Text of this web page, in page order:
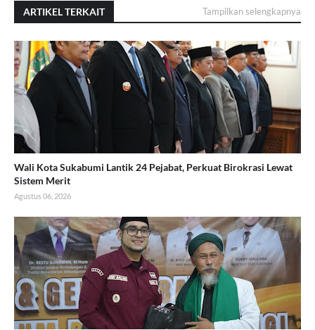
ARTIKEL TERKAIT Tampilkan selengkapnya
Wali Kota Sukabumi Lantik 24 Pejabat, Perkuat Birokrasi Lewat
Sistem Merit
Agustus 06, 2026